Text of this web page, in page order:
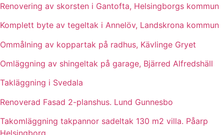
Renovering av skorsten i Gantofta, Helsingborgs kommun
Komplett byte av tegeltak i Annelöv, Landskrona kommun
Ommålning av koppartak på radhus, Kävlinge Gryet
Omläggning av shingeltak på garage, Bjärred Alfredshäll
Takläggning i Svedala
Renoverad Fasad 2-planshus. Lund Gunnesbo
Takomläggning takpannor sadeltak 130 m2 villa. Påarp